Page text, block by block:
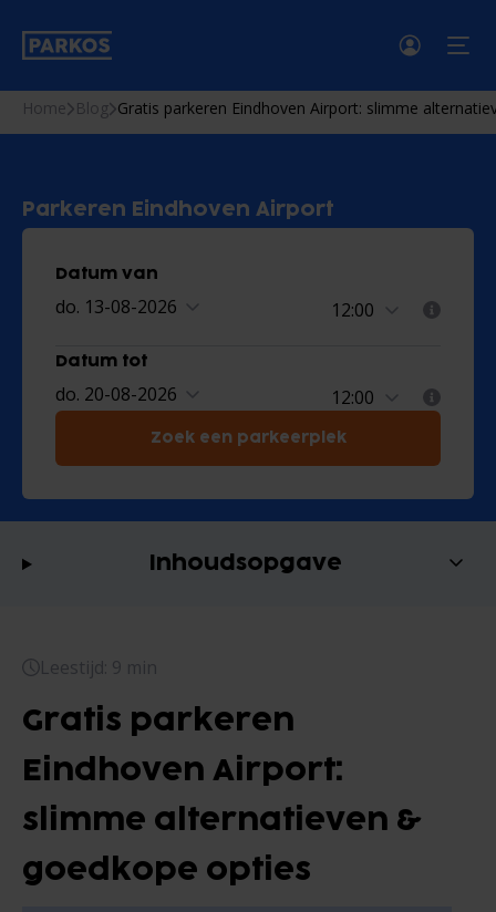
Home Blog Gratis parkeren Eindhoven Airport: slimme
Parkeren Eindhoven Airport
Datum van
do. 13-08-2026
Datum tot
do. 20-08-2026
Zoek een parkeerplek
Leestijd: 9 min
Gratis parkeren
Eindhoven Airport:
slimme alternatieven &
goedkope opties
Inhoudsopgave